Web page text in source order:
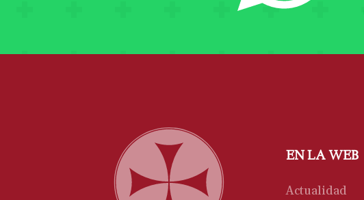
EN LA WEB
Actualidad